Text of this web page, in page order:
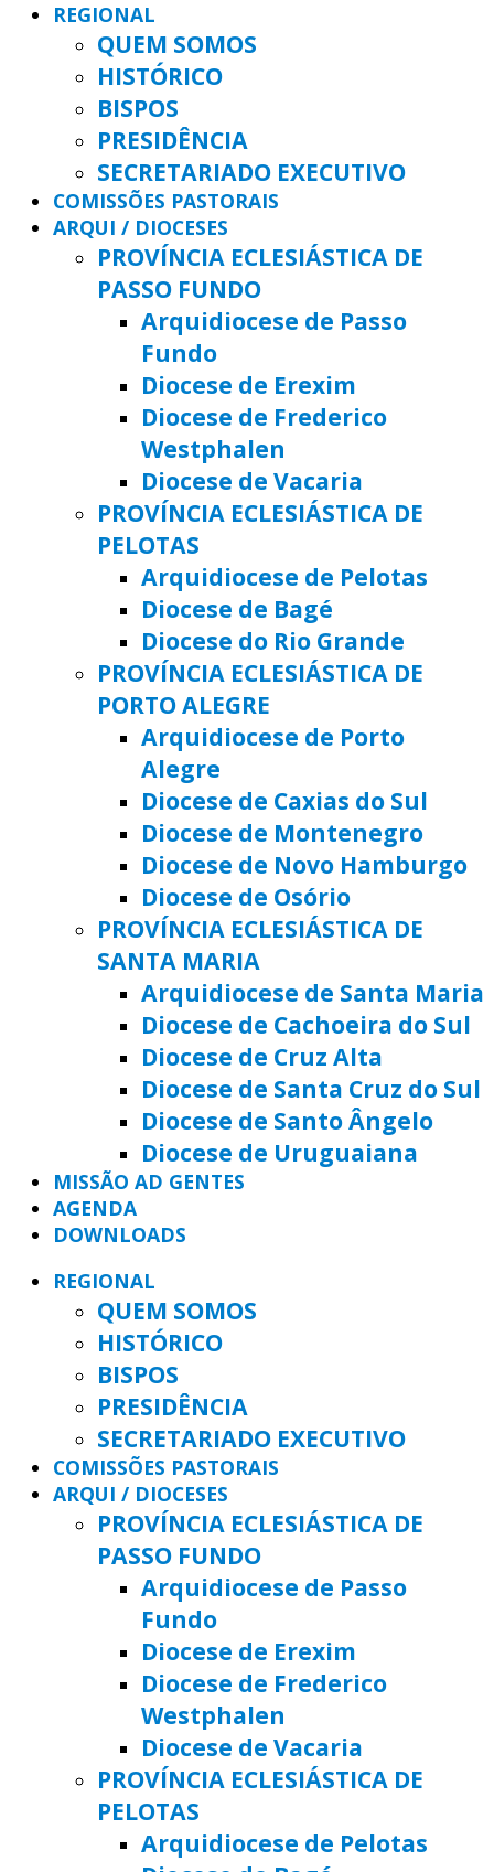
REGIONAL
QUEM SOMOS
HISTÓRICO
BISPOS
PRESIDÊNCIA
SECRETARIADO EXECUTIVO
COMISSÕES PASTORAIS
ARQUI / DIOCESES
PROVÍNCIA ECLESIÁSTICA DE
PASSO FUNDO
Arquidiocese de Passo
Fundo
Diocese de Erexim
Diocese de Frederico
Westphalen
Diocese de Vacaria
PROVÍNCIA ECLESIÁSTICA DE
PELOTAS
Arquidiocese de Pelotas
Diocese de Bagé
Diocese do Rio Grande
PROVÍNCIA ECLESIÁSTICA DE
PORTO ALEGRE
Arquidiocese de Porto
Alegre
Diocese de Caxias do Sul
Diocese de Montenegro
Diocese de Novo Hamburgo
Diocese de Osório
PROVÍNCIA ECLESIÁSTICA DE
SANTA MARIA
Arquidiocese de Santa Maria
Diocese de Cachoeira do Sul
Diocese de Cruz Alta
Diocese de Santa Cruz do Sul
Diocese de Santo Ângelo
Diocese de Uruguaiana
MISSÃO AD GENTES
AGENDA
DOWNLOADS
REGIONAL
QUEM SOMOS
HISTÓRICO
BISPOS
PRESIDÊNCIA
SECRETARIADO EXECUTIVO
COMISSÕES PASTORAIS
ARQUI / DIOCESES
PROVÍNCIA ECLESIÁSTICA DE
PASSO FUNDO
Arquidiocese de Passo
Fundo
Diocese de Erexim
Diocese de Frederico
Westphalen
Diocese de Vacaria
PROVÍNCIA ECLESIÁSTICA DE
PELOTAS
Arquidiocese de Pelotas